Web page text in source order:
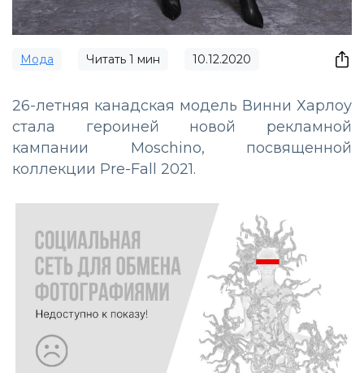
Мода Читать 1 мин 10.12.2020
26-летняя канадская модель Винни Харлоу
стала героиней новой рекламной
кампании Moschino, посвященной
коллекции Pre-Fall 2021.